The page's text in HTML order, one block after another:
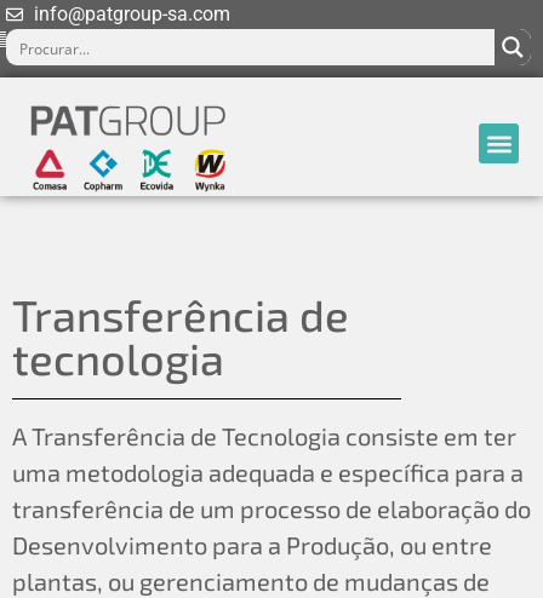
info@patgroup-sa.com
Transferência de
tecnologia
A Transferência de Tecnologia consiste em ter
uma metodologia adequada e específica para a
transferência de um processo de elaboração do
Desenvolvimento para a Produção, ou entre
plantas, ou gerenciamento de mudanças de